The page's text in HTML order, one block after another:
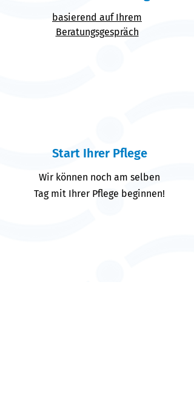
basierend auf Ihrem
Beratungsgespräch
Start Ihrer Pflege
Wir können noch am selben
Tag mit Ihrer Pflege beginnen!